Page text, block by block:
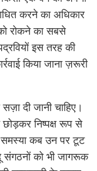
करने का अधिकार
रोकने का सबसे
इस तरह की
किया जाना ज़रूरी
दी जानी चाहिए।
निष्पक्ष रूप से
समस्या कब उन पर टूट
संगठनों को भी जागरूक